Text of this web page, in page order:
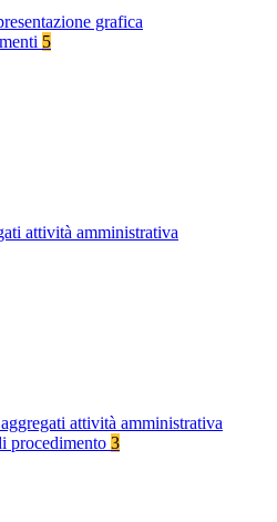
grafica
5
attività amministrativa
attività amministrativa
procedimento 3